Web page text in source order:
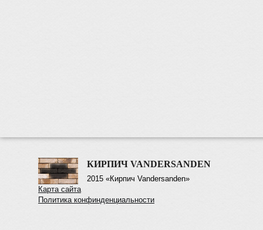
КИРПИЧ VANDERSANDEN
2015 «Кирпич Vandersanden»
Карта сайта
Политика конфинденциальности